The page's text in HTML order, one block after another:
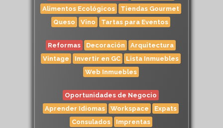
Alimentos Ecológicos
Tiendas Gourmet
Queso
Vino Tartas para Eventos
Reformas Decoración
Arquitectura
Vintage
Invertir en GC
Lista Inmuebles
Web Inmuebles
Oportunidades de Negocio
Aprender Idiomas
Workspace
Expats
Consulados
Imprentas